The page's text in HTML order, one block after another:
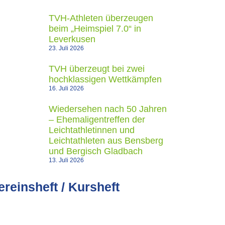
TVH-Athleten überzeugen
beim „Heimspiel 7.0“ in
Leverkusen
23. Juli 2026
TVH überzeugt bei zwei
hochklassigen Wettkämpfen
16. Juli 2026
Wiedersehen nach 50 Jahren
– Ehemaligentreffen der
Leichtathletinnen und
Leichtathleten aus Bensberg
und Bergisch Gladbach
13. Juli 2026
/ Kursheft